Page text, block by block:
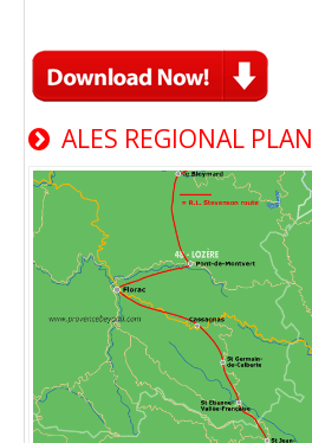
ALES REGIONAL PLAN